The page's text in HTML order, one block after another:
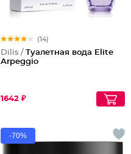
(14)
Dilis / Туалетная вода Elite
Arpeggio
1642 ₽
-70%